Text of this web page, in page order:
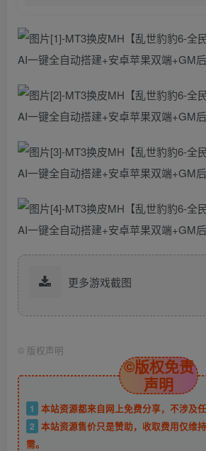
更多游戏截图
© 版权声明
©版权免责
声明
1
本站资源都来自网上免费分享，不涉及任
2 本站资源售价只是赞助，收取费用仅维
需。